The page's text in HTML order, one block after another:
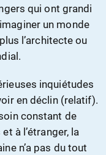
qui ont grandi
un monde
l’architecte ou
inquiétudes
en déclin (relatif).
constant de
à l’étranger, la
n’a pas du tout